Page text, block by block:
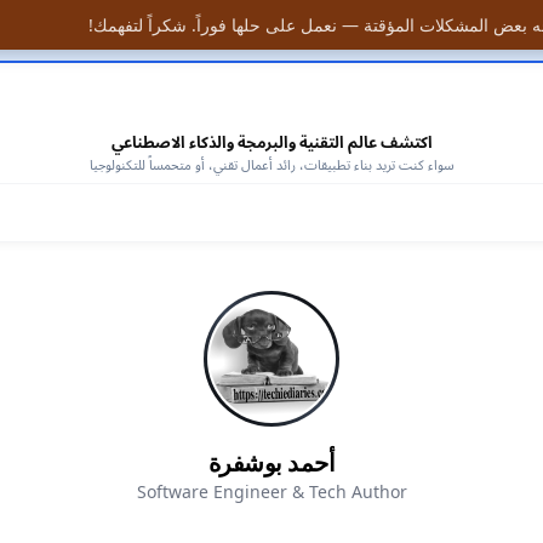
الكتب المجانية —افتح المكتبة
اكتشف عالم التقنية والبرمجة والذكاء الاصطناعي
سواء كنت تريد بناء تطبيقات، رائد أعمال تقني، أو متحمساً للتكنولوجيا
أحمد بوشفرة
Software Engineer & Tech Author
بعض المشكلات المؤقتة — نعمل على حلها فوراً. شكراً لتفهمك!